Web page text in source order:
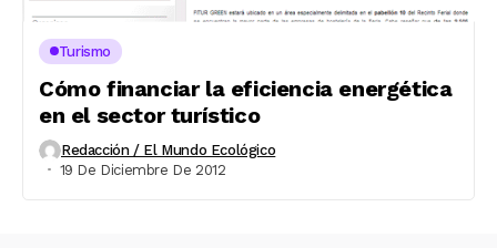
Turismo
Cómo financiar la eficiencia energética
en el sector turístico
Redacción / El Mundo Ecológico
19 De Diciembre De 2012